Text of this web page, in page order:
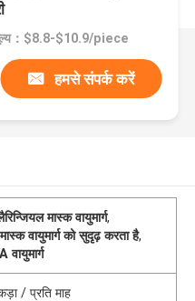
：$8.8-$10.9/piece
हमसे संपर्क करें
मास्क वायुमार्ग,
वायुमार्ग को सुदृढ़ करता है,
/ प्रति माह